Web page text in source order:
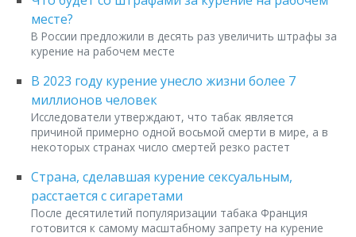
месте?
В России предложили в десять раз увеличить штрафы за
курение на рабочем месте
В 2023 году курение унесло жизни более 7
миллионов человек
Исследователи утверждают, что табак является
причиной примерно одной восьмой смерти в мире, а в
некоторых странах число смертей резко растет
Страна, сделавшая курение сексуальным,
расстается с сигаретами
После десятилетий популяризации табака Франция
готовится к самому масштабному запрету на курение